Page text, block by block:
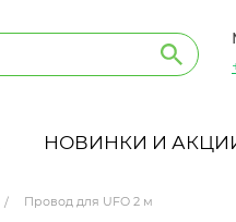
НОВИНКИ И
Провод для UFO 2 м